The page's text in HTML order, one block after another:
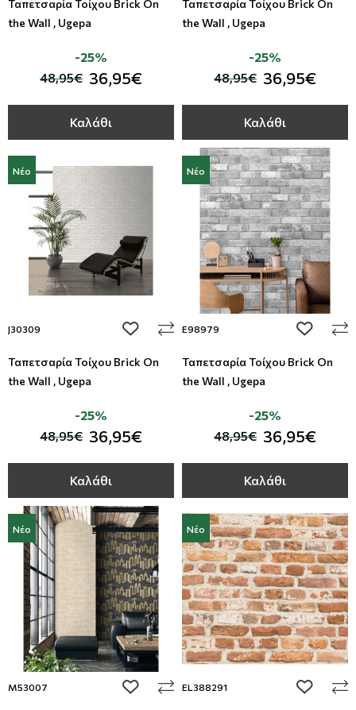
Ταπετσαρία Τοίχου Brick On
the Wall , Ugepa
48,95€ 36,95€
-25%
Καλάθι
Ταπετσαρία Τοίχου Brick On
the Wall , Ugepa
48,95€ 36,95€
-25%
Καλάθι
Νέο
J30309 add to wishlist
Ταπετσαρία Τοίχου Brick On
the Wall , Ugepa
48,95€ 36,95€
-25%
Καλάθι
Νέο
E98979 add to
Ταπετσαρία Τοίχου Brick On
the Wall , Ugepa
48,95€ 36,95€
-25%
Καλάθι
Νέο
M53007 add to wishlist
Νέο
EL388291 add to